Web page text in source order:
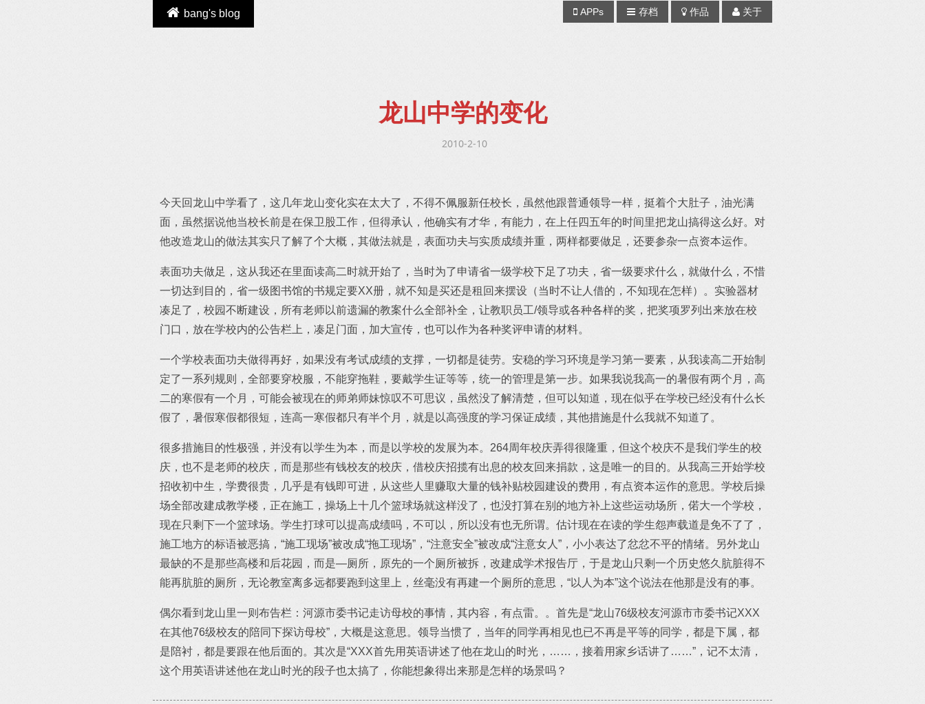
bang's blog APPs 存档 作品 关于
龙山中学的变化
2010-2-10
今天回龙山中学看了，这几年龙山变化实在太大了，不得不佩服新任校长，虽然他跟普通领导一样，挺着个大肚子，油光满
面，虽然据说他当校长前是在保卫股工作，但得承认，他确实有才华，有能力，在上任四五年的时间里把龙山搞得这么好。对
他改造龙山的做法其实只了解了个大概，其做法就是，表面功夫与实质成绩并重，两样都要做足，还要参杂一点资本运作。
表面功夫做足，这从我还在里面读高二时就开始了，当时为了申请省一级学校下足了功夫，省一级要求什么，就做什么，不惜
一切达到目的，省一级图书馆的书规定要XX册，就不知是买还是租回来摆设（当时不让人借的，不知现在怎样）。实验器材
凑足了，校园不断建设，所有老师以前遗漏的教案什么全部补全，让教职员工/领导或各种各样的奖，把奖项罗列出来放在校
门口，放在学校内的公告栏上，凑足门面，加大宣传，也可以作为各种奖评申请的材料。
一个学校表面功夫做得再好，如果没有考试成绩的支撑，一切都是徒劳。安稳的学习环境是学习第一要素，从我读高二开始制
定了一系列规则，全部要穿校服，不能穿拖鞋，要戴学生证等等，统一的管理是第一步。如果我说我高一的暑假有两个月，高
二的寒假有一个月，可能会被现在的师弟师妹惊叹不可思议，虽然没了解清楚，但可以知道，现在似乎在学校已经没有什么长
假了，暑假寒假都很短，连高一寒假都只有半个月，就是以高强度的学习保证成绩，其他措施是什么我就不知道了。
很多措施目的性极强，并没有以学生为本，而是以学校的发展为本。264周年校庆弄得很隆重，但这个校庆不是我们学生的校
庆，也不是老师的校庆，而是那些有钱校友的校庆，借校庆招揽有出息的校友回来捐款，这是唯一的目的。从我高三开始学校
招收初中生，学费很贵，几乎是有钱即可进，从这些人里赚取大量的钱补贴校园建设的费用，有点资本运作的意思。学校后操
场全部改建成教学楼，正在施工，操场上十几个篮球场就这样没了，也没打算在别的地方补上这些运动场所，偌大一个学校，
现在只剩下一个篮球场。学生打球可以提高成绩吗，不可以，所以没有也无所谓。估计现在在读的学生怨声载道是免不了了，
施工地方的标语被恶搞，“施工现场”被改成“拖工现场”，“注意安全”被改成“注意女人”，小小表达了忿忿不平的情绪。另外龙山
最缺的不是那些高楼和后花园，而是—厕所，原先的一个厕所被拆，改建成学术报告厅，于是龙山只剩一个历史悠久肮脏得不
能再肮脏的厕所，无论教室离多远都要跑到这里上，丝毫没有再建一个厕所的意思，“以人为本”这个说法在他那是没有的事。
偶尔看到龙山里一则布告栏：河源市委书记走访母校的事情，其内容，有点雷。。首先是“龙山76级校友河源市市委书记XXX
在其他76级校友的陪同下探访母校”，大概是这意思。领导当惯了，当年的同学再相见也已不再是平等的同学，都是下属，都
是陪衬，都是要跟在他后面的。其次是“XXX首先用英语讲述了他在龙山的时光，……，接着用家乡话讲了……”，记不太清，
这个用英语讲述他在龙山时光的段子也太搞了，你能想象得出来那是怎样的场景吗？